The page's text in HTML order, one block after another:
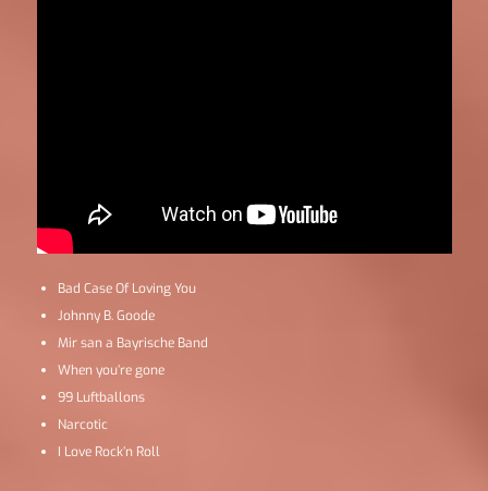
Bad Case Of Loving You
Johnny B. Goode
Mir san a Bayrische Band
When you’re gone
99 Luftballons
Narcotic
I Love Rock’n Roll